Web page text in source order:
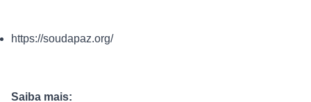
https://soudapaz.org/
Saiba mais: